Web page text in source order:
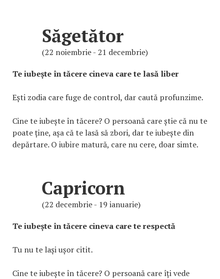
Săgetător
(22 noiembrie - 21 decembrie)
Te iubește în tăcere cineva care te lasă liber
Ești zodia care fuge de control, dar caută profunzime.
Cine te iubește în tăcere? O persoană care știe că nu te
poate ține, așa că te lasă să zbori, dar te iubește din
depărtare. O iubire matură, care nu cere, doar simte.
Capricorn
(22 decembrie - 19 ianuarie)
Te iubește în tăcere cineva care te respectă
Tu nu te lași ușor citit.
Cine te iubește în tăcere? O persoană care îți vede